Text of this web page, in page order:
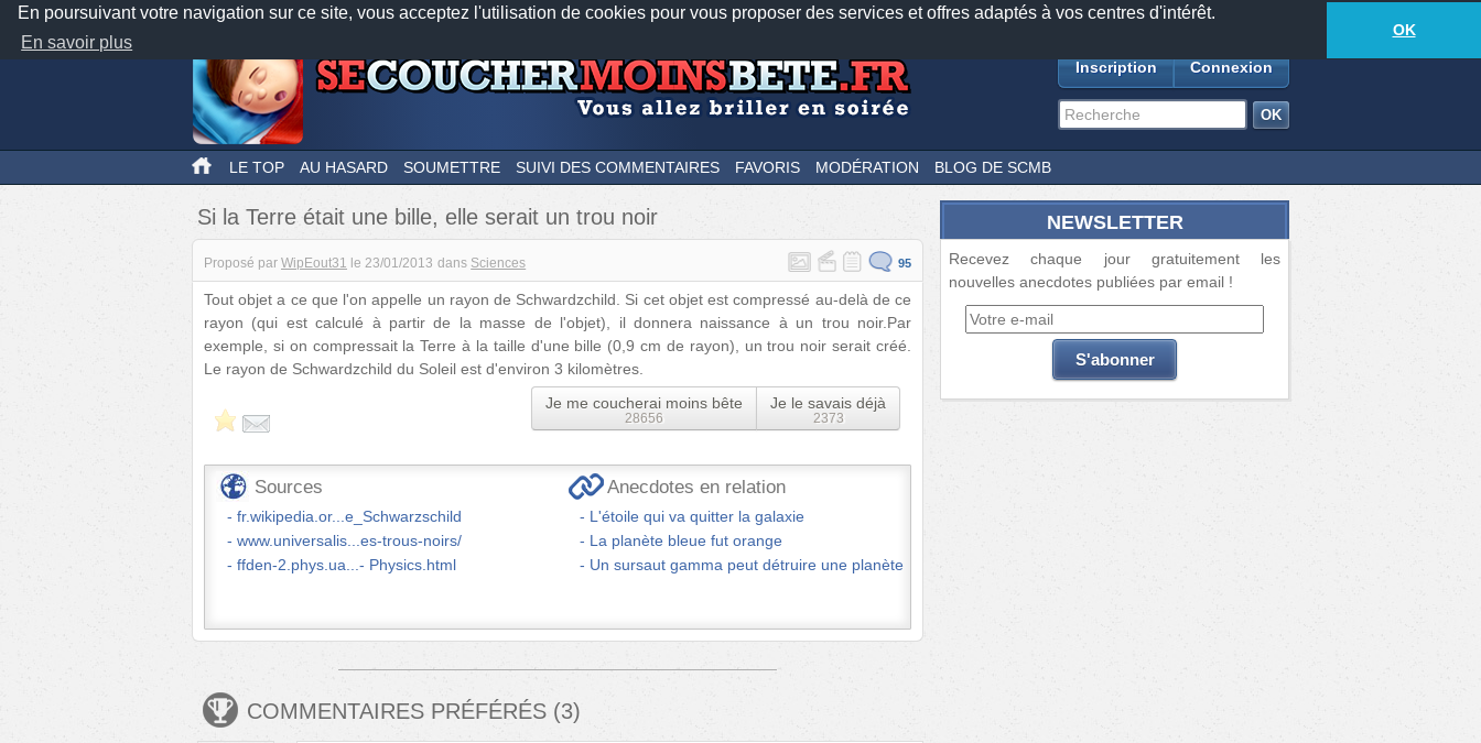
En poursuivant votre navigation sur ce site, vous acceptez l'utilisation de cookies pour vous proposer des services et offres adaptés à vos centres d'intérêt.
En savoir plus
OK
Nos applications mobiles Newsletter Facebook
TwitterFeeds18877anecdotes-565lecteurs connectés
Inscription Connexion
LE TOP AU HASARD SOUMETTRE SUIVI DES COMMENTAIRES FAVORIS MODÉRATION BLOG DE SCMB
Si la Terre était une bille, elle serait un trou noir
Proposé par WipEout31 le 23/01/2013 dans Sciences 95
Tout objet a ce que l'on appelle un rayon de Schwardzchild. Si cet objet est compressé au-delà de ce
rayon (qui est calculé à partir de la masse de l'objet), il donnera naissance à un trou noir.Par
exemple, si on compressait la Terre à la taille d'une bille (0,9 cm de rayon), un trou noir serait créé.
Le rayon de Schwardzchild du Soleil est d'environ 3 kilomètres.
Je me coucherai moins bête
28656
Je le savais déjà
2373
Sources
fr.wikipedia.or...e_Schwarzschild
www.universalis...es-trous-noirs/
ffden-2.phys.ua...- Physics.html
Anecdotes en relation
L'étoile qui va quitter la galaxie
La planète bleue fut orange
Un sursaut gamma peut détruire une planète
COMMENTAIRES PRÉFÉRÉS (3)
NEWSLETTER
Recevez chaque jour gratuitement les
nouvelles anecdotes publiées par email !